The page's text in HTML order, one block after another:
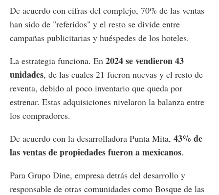
De acuerdo con cifras del complejo, 70% de las ventas
han sido de "referidos" y el resto se divide entre
campañas publicitarias y huéspedes de los hoteles.
La estrategia funciona. En 2024 se vendieron 43
unidades, de las cuales 21 fueron nuevas y el resto de
reventa, debido al poco inventario que queda por
estrenar. Estas adquisiciones nivelaron la balanza entre
los compradores.
De acuerdo con la desarrolladora Punta Mita, 43% de
las ventas de propiedades fueron a mexicanos.
Para Grupo Dine, empresa detrás del desarrollo y
responsable de otras comunidades como Bosque de las